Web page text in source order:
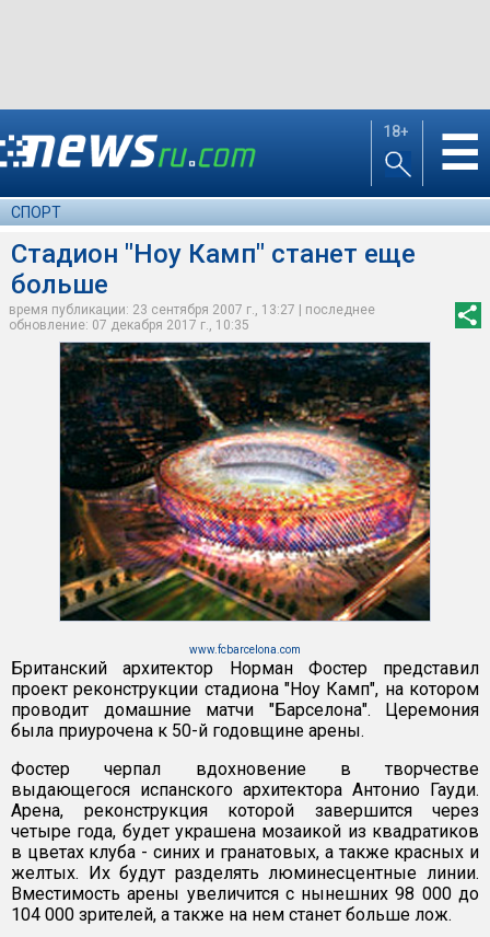
18+ ☰
СПОРТ
Стадион "Ноу Камп" станет еще
больше
время публикации: 23 сентября 2007 г., 13:27 | последнее
обновление: 07 декабря 2017 г., 10:35
www.fcbarcelona.com
Британский архитектор Норман Фостер представил
проект реконструкции стадиона "Ноу Камп", на котором
проводит домашние матчи "Барселона". Церемония
была приурочена к 50-й годовщине арены.
Фостер черпал вдохновение в творчестве
выдающегося испанского архитектора Антонио Гауди.
Арена, реконструкция которой завершится через
четыре года, будет украшена мозаикой из квадратиков
в цветах клуба - синих и гранатовых, а также красных и
желтых. Их будут разделять люминесцентные линии.
Вместимость арены увеличится с нынешних 98 000 до
104 000 зрителей, а также на нем станет больше лож.